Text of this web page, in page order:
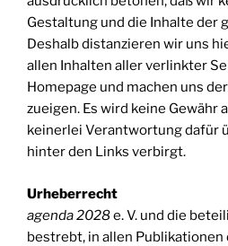
Gestaltung und die Inhalte der
Deshalb distanzieren wir uns
allen Inhalten aller verlinkter
Homepage und machen uns
zueigen. Es wird keine Gewähr
keinerlei Verantwortung dafür
hinter den Links verbirgt.
Urheberrecht
agenda 2028e. V. und die
bestrebt, in allen